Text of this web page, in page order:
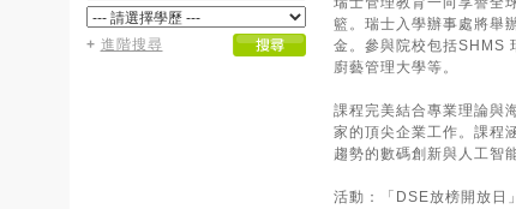
+ 進階搜尋
籃。瑞士入學辦事處將舉
金。參與院校包括SHMS
廚藝管理大學等。
課程完美結合專業理論與
家的頂尖企業工作。課程
趨勢的數碼創新與人工智
活動：「DSE放榜開放日」